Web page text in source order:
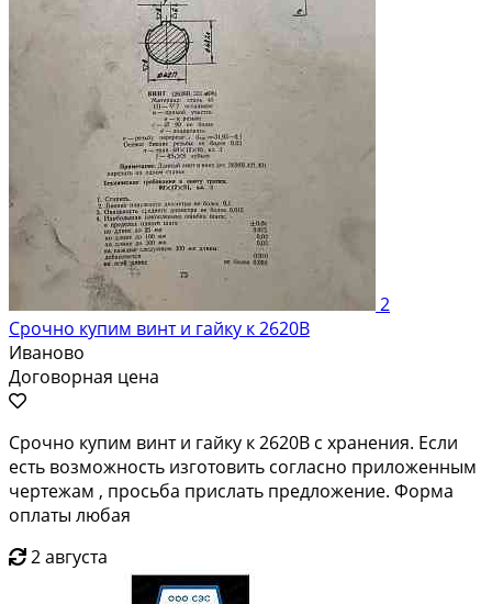
2
Срочно купим винт и гайку к 2620В
Иваново
Договорная цена
Срочно купим винт и гайку к 2620В с хранения. Если
есть возможность изготовить согласно приложенным
чертежам , просьба прислать предложение. Форма
оплаты любая
2 августа